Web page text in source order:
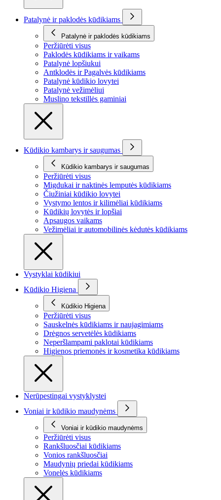
Patalynė ir paklodės kūdikiams
Patalynė ir paklodės kūdikiams
Peržiūrėti visus
Paklodės kūdikiams ir vaikams
Patalynė lopšiukui
Antklodės ir Pagalvės kūdikiams
Patalynė kūdikio lovytei
Patalynė vežimėliui
Muslino tekstillės gaminiai
Kūdikio kambarys ir saugumas
Kūdikio kambarys ir saugumas
Peržiūrėti visus
Migdukai ir naktinės lemputės kūdikiams
Čiužiniai kūdikio lovytei
Vystymo lentos ir kilimėliai kūdikiams
Kūdikių lovytės ir lopšiai
Apsaugos vaikams
Vežimėliai ir automobilinės kėdutės kūdikiams
Vystyklai kūdikiui
Kūdikio Higiena
Kūdikio Higiena
Peržiūrėti visus
Sauskelnės kūdikiams ir naujagimiams
Drėgnos servetėlės kūdikiams
Neperšlampami paklotai kūdikiams
Higienos priemonės ir kosmetika kūdikiams
Nerūpestingai vystyklystei
Voniai ir kūdikio maudynėms
Voniai ir kūdikio maudynėms
Peržiūrėti visus
Rankšluosčiai kūdikiams
Vonios rankšluosčiai
Maudynių priedai kūdikiams
Vonelės kūdikiams